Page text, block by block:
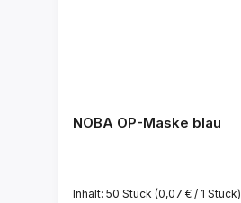
NOBA OP-Maske blau
Inhalt: 50 Stück (0,07 € / 1 Stück)